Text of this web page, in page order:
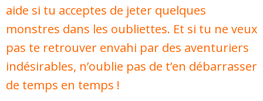
aide si tu acceptes de jeter quelques
monstres dans les oubliettes. Et si tu ne veux
pas te retrouver envahi par des aventuriers
indésirables, n’oublie pas de t’en débarrasser
de temps en temps !